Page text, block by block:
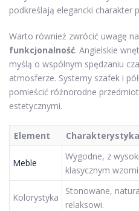
podkreślają elegancki charakter
Warto również zwrócić uwagę na
funkcjonalność. Angielskie
myślą o wspólnym spędzaniu
atmosferze. Systemy szafek i
pomieścić różnorodne
estetycznymi.
Element Charakterystyka
Meble
Wygodne, z
klasycznym
Kolorystyka
Stonowane,
relaksowi.